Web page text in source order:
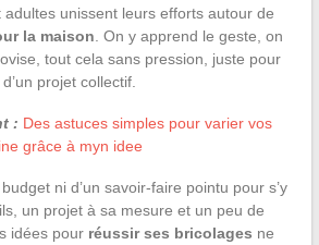
unissent leurs efforts autour de
la maison . On y apprend le geste, on
tout cela sans pression, juste pour
projet collectif.
: Des astuces simples pour varier vos
grâce à myn idee
ni d’un savoir-faire pointu pour s’y
un projet à sa mesure et un peu de
idées pour réussir ses bricolages ne